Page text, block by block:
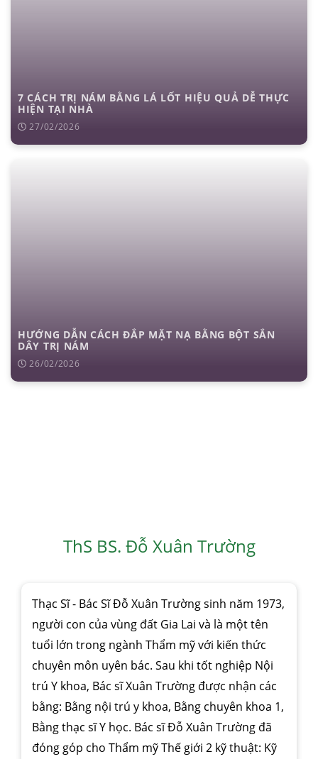
7 CÁCH TRỊ NÁM BẰNG LÁ LỐT HIỆU QUẢ DỄ THỰC
HIỆN TẠI NHÀ
27/02/2026
HƯỚNG DẪN CÁCH ĐẮP MẶT NẠ BẰNG BỘT SẮN
DÂY TRỊ NÁM
26/02/2026
ThS BS. Đỗ Xuân Trường
Thạc Sĩ - Bác Sĩ Đỗ Xuân Trường sinh năm 1973,
người con của vùng đất Gia Lai và là một tên
tuổi lớn trong ngành Thẩm mỹ với kiến thức
chuyên môn uyên bác. Sau khi tốt nghiệp Nội
trú Y khoa, Bác sĩ Xuân Trường được nhận các
bằng: Bằng nội trú y khoa, Bằng chuyên khoa 1,
Bằng thạc sĩ Y học. Bác sĩ Đỗ Xuân Trường đã
đóng góp cho Thẩm mỹ Thế giới 2 kỹ thuật: Kỹ